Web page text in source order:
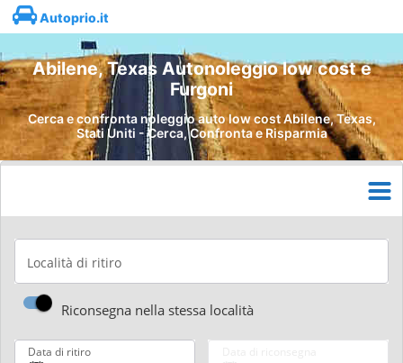
Autoprio.it
Abilene, Texas Autonoleggio low cost e
Furgoni
Cerca e confronta noleggio auto low cost Abilene, Texas,
Stati Uniti - Cerca, Confronta e Risparmia
Località di ritiro
Riconsegna nella stessa località
Data di ritiro